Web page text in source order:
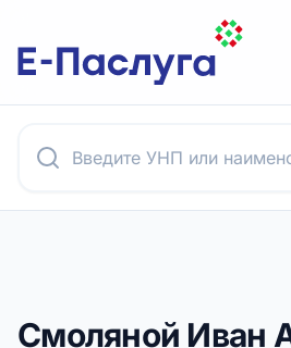
Смоляной Иван